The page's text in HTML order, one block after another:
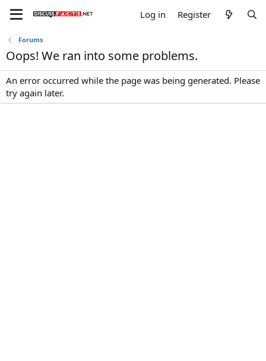
Log in Register
Forums
Oops! We ran into some problems.
An error occurred while the page was being generated. Please
try again later.